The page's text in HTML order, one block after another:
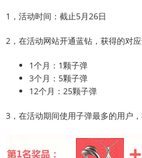
1，活动时间：截止5月26日
2，在活动网站开通蓝钻，获得的对应
1个月：1颗子弹
3个月：5颗子弹
12个月：25颗子弹
3，在活动期间使用子弹最多的用户